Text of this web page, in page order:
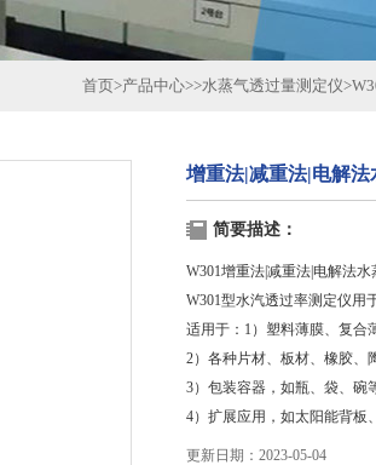
首页>产品中心>>水蒸气透过量测定仪
增重法|减重法|电解
简要描述：
W301增重法|减重法|电解法
W301型水汽透过率测定仪用
适用于：1）塑料薄膜、复合
2）各种片材、板材、橡胶、
3）包装容器，如瓶、袋、碗
4）扩展应用，如太阳能背板
更新日期：2023-05-04